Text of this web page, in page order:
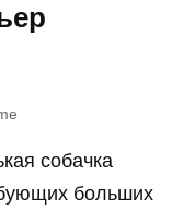
собачка
больших